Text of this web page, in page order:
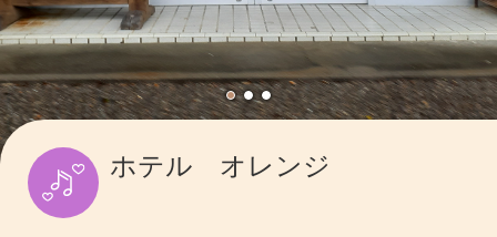
ホテル オレンジ